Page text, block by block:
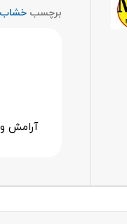
برچسب
آرامش و